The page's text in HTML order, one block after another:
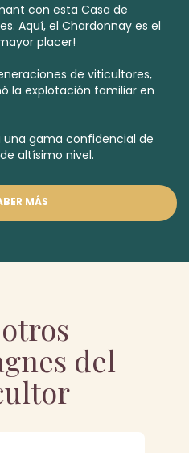
con esta Casa de
Aquí, el Chardonnay es el
placer!
de viticultores,
la explotación familiar en
una gama confidencial de
de altísimo nivel.
MÁS
del